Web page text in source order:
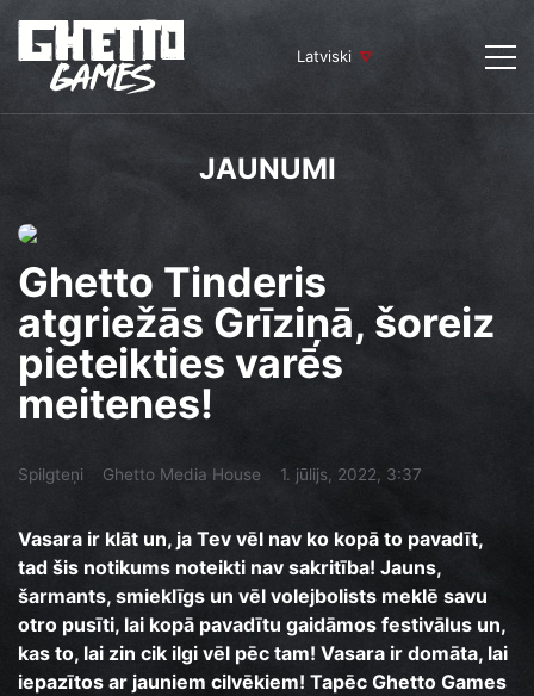
Latviski
JAUNUMI
Ghetto Tinderis
atgriežās Grīziņā, šoreiz
pieteikties varēs
meitenes!
Spilgteņi Ghetto Media House 1. jūlijs, 2022, 3:37
Vasara ir klāt un, ja Tev vēl nav ko kopā to pavadīt,
tad šis notikums noteikti nav sakritība! Jauns,
šarmants, smieklīgs un vēl volejbolists meklē savu
otro pusīti, lai kopā pavadītu gaidāmos festivālus un,
kas to, lai zin cik ilgi vēl pēc tam! Vasara ir domāta, lai
iepazītos ar jauniem cilvēkiem! Tapēc Ghetto Games